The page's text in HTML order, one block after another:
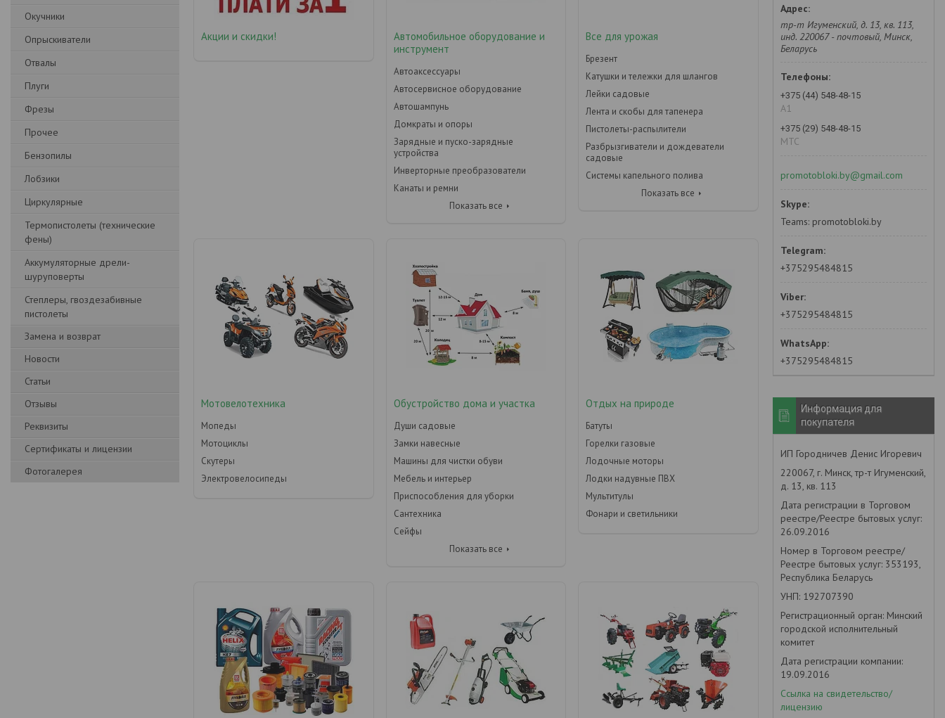
Окучники
Опрыскиватели
Отвалы
Плуги
Фрезы
Прочее
Бензопилы
Лобзики
Циркулярные
Термопистолеты (технические
фены)
Аккумуляторные дрели-
шуруповерты
Степлеры, гвоздезабивные
пистолеты
Замена и возврат
Новости
Статьи
Отзывы
Реквизиты
Сертификаты и лицензии
Фотогалерея
Акции и скидки!
Автомобильное оборудование и
инструмент
Автоаксессуары
Автосервисное оборудование
Автошампунь
Домкраты и опоры
Зарядные и пуско-зарядные
устройства
Инверторные преобразователи
Канаты и ремни
Показать все
Все для урожая
Брезент
Катушки и тележки для шлангов
Лейки садовые
Лента и скобы для тапенера
Пистолеты-распылители
Разбрызгиватели и дождеватели
садовые
Системы капельного полива
Показать все
Мотовелотехника
Мопеды
Мотоциклы
Скутеры
Электровелосипеды
Обустройство дома и участка
Души садовые
Замки навесные
Машины для чистки обуви
Мебель и интерьер
Приспособления для уборки
Сантехника
Сейфы
Показать все
Отдых на природе
Батуты
Горелки газовые
Лодочные моторы
Лодки надувные ПВХ
Мультитулы
Фонари и светильники
тр-т Игуменский, д. 13, кв. 113,
инд. 220067 - почтовый, Минск,
Беларусь
+375 (44) 548-48-15
А1
+375 (29) 548-48-15
MTC
promotobloki.by@gmail.com
Teams: promotobloki.by
+375295484815
+375295484815
+375295484815
Информация для
покупателя
ИП Городничев Денис Игоревич
220067, г. Минск, тр-т Игуменский,
д. 13, кв. 113
Дата регистрации в Торговом
реестре/Реестре бытовых услуг:
26.09.2016
Номер в Торговом реестре/
Реестре бытовых услуг: 353193,
Республика Беларусь
УНП: 192707390
Регистрационный орган: Минский
городской исполнительный
комитет
Дата регистрации компании:
19.09.2016
Ссылка на свидетельство/
лицензию